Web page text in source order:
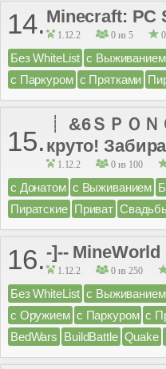
14. Minecraft: PC
1.12.2 0 из 5 0
Без WhiteList с Выживанием
с Паркуром с Прятками
15.
┊ &6ＳＰＯ
круто!
1.12.2 0 из 100
с Донатом с Выживанием
Пиратские Приват
16. -]--
1.12.2 0 из 250
Без WhiteList с Выживанием
с Оружием с Паркуром с
BedWars BuildBattle Quake